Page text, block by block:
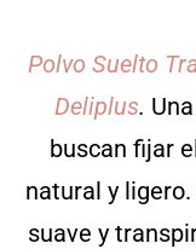
Polvo Suelto
Deliplus.
buscan fijar
natural y
suave y